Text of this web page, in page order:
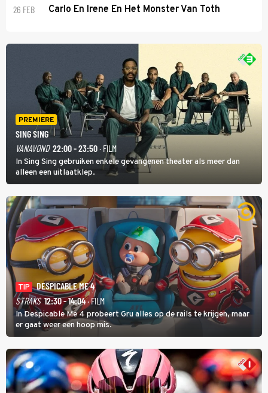
26 FEB Carlo En Irene En Het Monster Van Toth
PREMIERE
SING SING
VANAVOND 22:00 - 23:50· FILM
In Sing Sing gebruiken enkele gevangenen theater als meer dan
alleen een uitlaatklep.
TIP
DESPICABLE ME 4
STRAKS 12:30 - 14:04· FILM
In Despicable Me 4 probeert Gru alles op de rails te krijgen, maar
er gaat weer een hoop mis.